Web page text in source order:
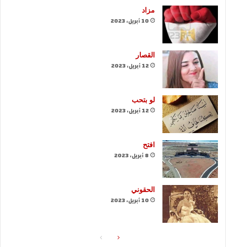
مزاد
10 أبريل، 2023
القصار
12 أبريل، 2023
لو بتحب
12 أبريل، 2023
افتح
8 أبريل، 2023
الحقوني
10 أبريل، 2023
الصفحةالصفحة